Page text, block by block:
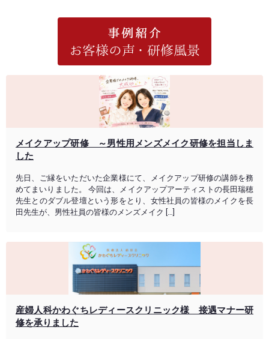
メイクアップ研修 ～男性用メンズメイク研修を担当しま
した
先日、ご縁をいただいた企業様にて、メイクアップ研修の講師を務
めてまいりました。 今回は、メイクアップアーティストの長田瑞穂
先生とのダブル登壇という形をとり、女性社員の皆様のメイクを長
田先生が、男性社員の皆様のメンズメイク […]
産婦人科かわぐちレディースクリニック様 接遇マナー研
修を承りました